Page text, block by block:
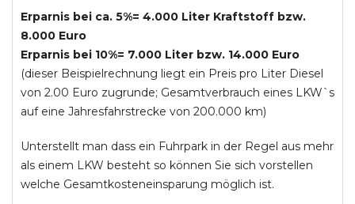
Erparnis bei ca. 5%= 4.000 Liter Kraftstoff bzw.
8.000 Euro
Erparnis bei 10%= 7.000 Liter bzw. 14.000 Euro
(dieser Beispielrechnung liegt ein Preis pro Liter Diesel
von 2.00 Euro zugrunde; Gesamtverbrauch eines LKW`s
auf eine Jahresfahrstrecke von 200.000 km)
Unterstellt man dass ein Fuhrpark in der Regel aus mehr
als einem LKW besteht so können Sie sich vorstellen
welche Gesamtkosteneinsparung möglich ist.